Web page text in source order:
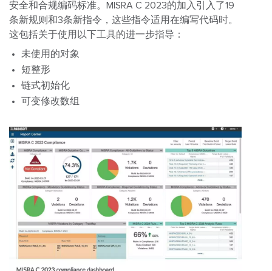
安全和合规编码标准。MISRA C 2023的加入引入了19
条新规则和3条新指令，这些指令适用在编写代码时。
这包括关于使用以下工具的进一步指导：
未使用的对象
短整形
链式初始化
可变修改数组